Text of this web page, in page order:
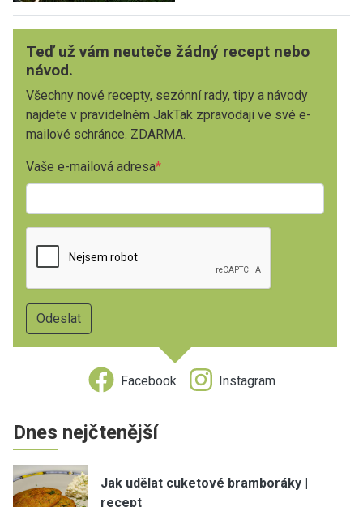
Teď už vám neuteče žádný recept nebo
návod.
Všechny nové recepty, sezónní rady, tipy a návody
najdete v pravidelném JakTak zpravodaji ve své e-
mailové schránce. ZDARMA.
Vaše e-mailová adresa
Facebook Instagram
Dnes nejčtenější
Jak udělat cuketové bramboráky |
recept